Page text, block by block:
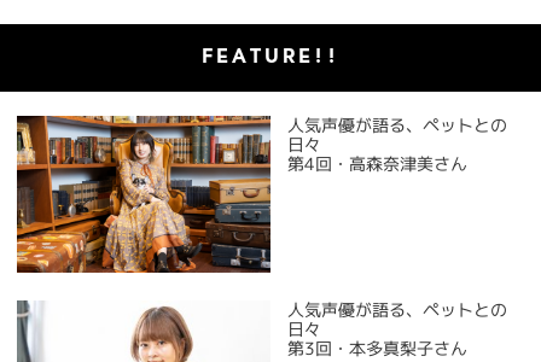
FEATURE!!
人気声優が語る、ペットとの
日々
第4回・高森奈津美さん
人気声優が語る、ペットとの
日々
第3回・本多真梨子さん